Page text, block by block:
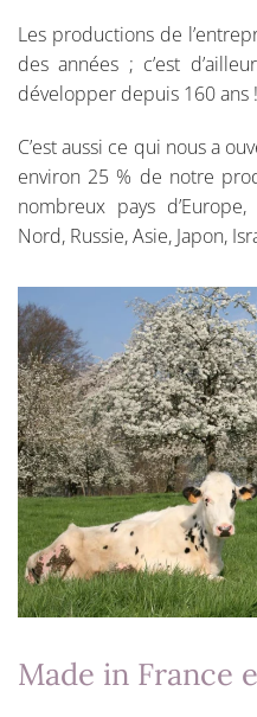
Les productions de
des années ; c’est
développer depuis 160 ans !
C’est aussi ce qui nous a
environ 25 % de notre
nombreux pays
Nord, Russie, Asie, Japon,
Made in France